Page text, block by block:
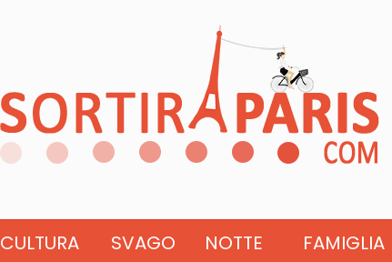
CULTURA SVAGO NOTTE FAMIGLIA